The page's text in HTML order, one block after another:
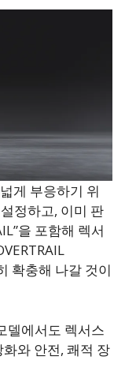
게 부응하기 위
정하고, 이미 판
을 포함해 렉서
확충해 나갈 것이
델에서도 렉서스
와 안전, 쾌적 장